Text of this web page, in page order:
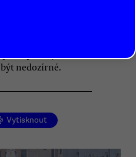
vstoupit
se dnes tísní přes
nedozírné.
Vytisknout